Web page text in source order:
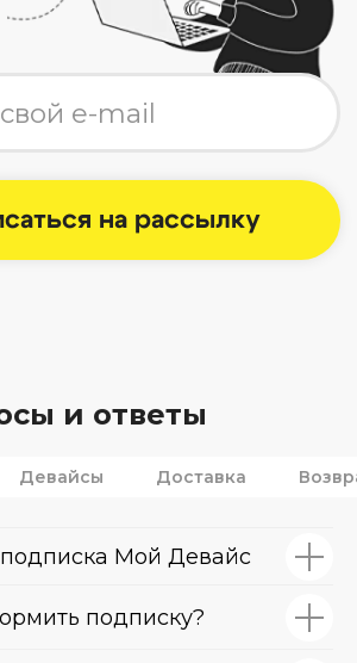
и ответы
Девайсы Доставка
подписка Мой Девайс
подписку?